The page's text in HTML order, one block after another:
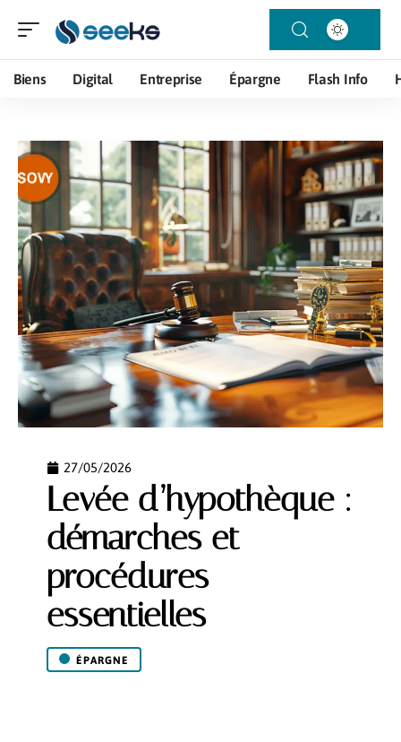
Biens Digital Entreprise Épargne Flash Info
27/05/2026
Levée d’hypothèque :
démarches et
procédures
essentielles
ÉPARGNE